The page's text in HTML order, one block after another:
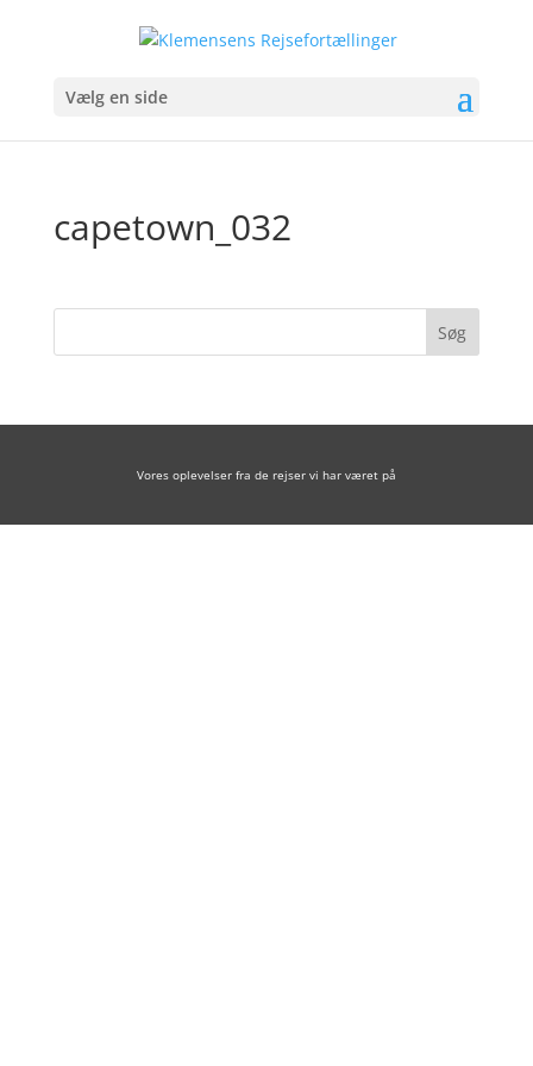
Vælg en side
capetown_032
Vores oplevelser fra de rejser vi har været på